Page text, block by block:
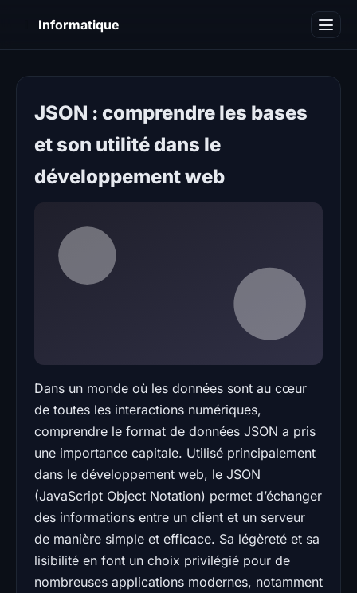
Informatique
JSON : comprendre les bases
et son utilité dans le
développement web
Dans un monde où les données sont au cœur
de toutes les interactions numériques,
comprendre le format de données JSON a pris
une importance capitale. Utilisé principalement
dans le développement web, le JSON
(JavaScript Object Notation) permet d’échanger
des informations entre un client et un serveur
de manière simple et efficace. Sa légèreté et sa
lisibilité en font un choix privilégié pour de
nombreuses applications modernes, notamment